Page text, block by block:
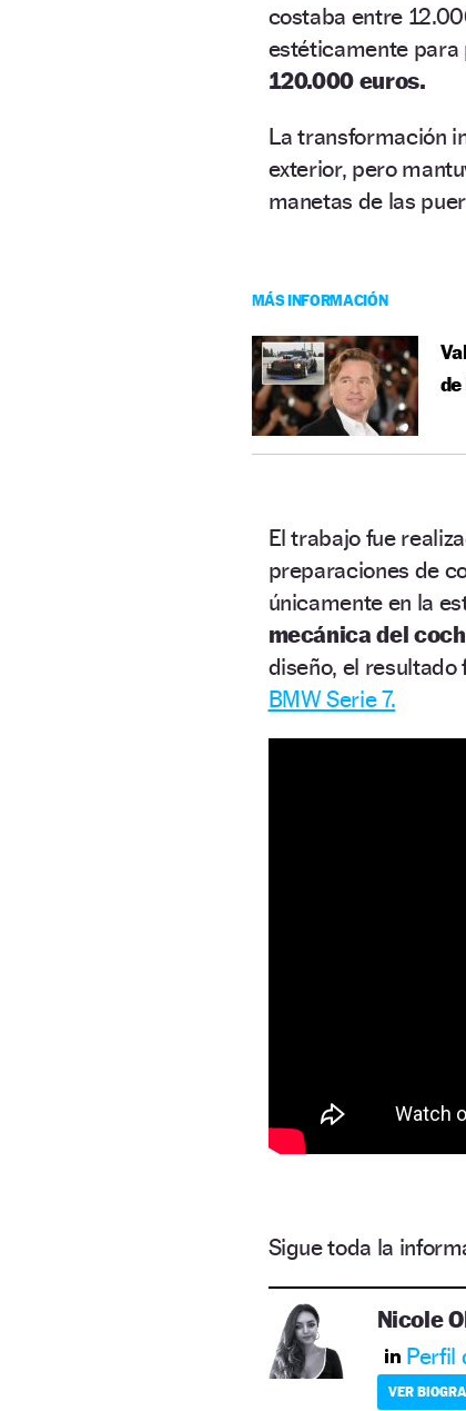
costaba entre
estéticamente para
120.000 euros.
La transformación
exterior, pero
manetas de las
MÁS INFORMACIÓN
El trabajo fue
preparaciones de
únicamente en la
mecánica del
diseño, el resultado
BMW Serie 7.
Sigue toda la
Nicole
Perfil
VER